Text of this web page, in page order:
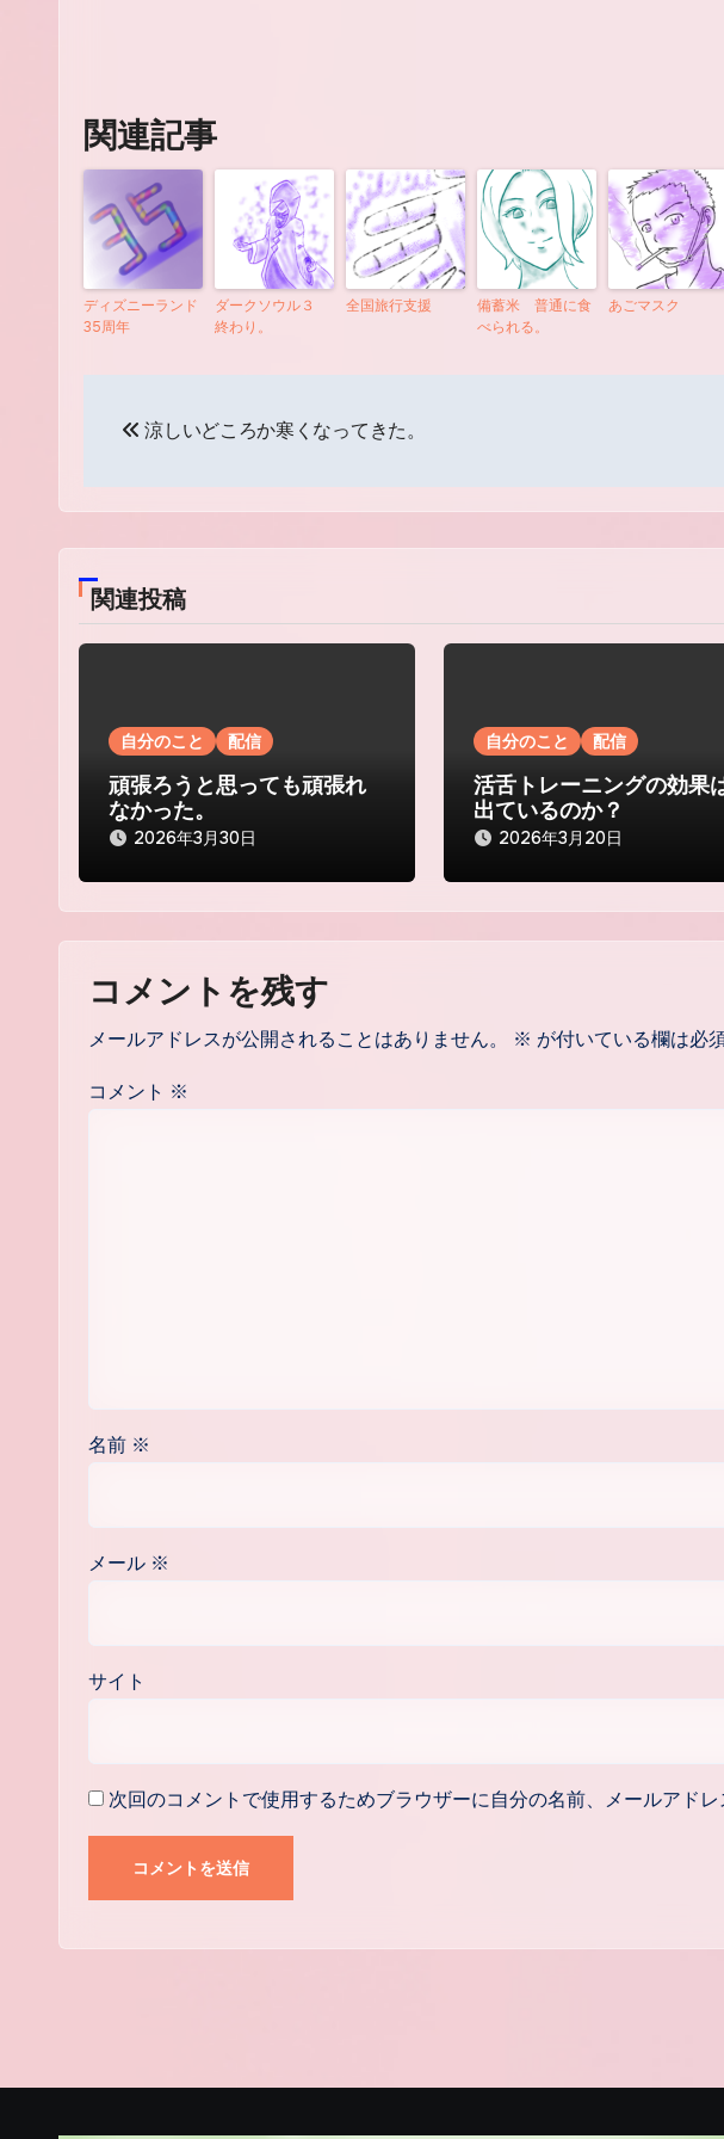
関連記事
ディズニーランド
35周年
ダークソウル３
終わり。
全国旅行支援
備蓄米 普通に食
べられる。
あごマスク
ビ
ゲ
ー
ョ
ン
涼しいどころか寒くなってきた。
関連投稿
自分のこと 配信
頑張ろうと思っても頑張れ
なかった。
2026年3月30日
自分のこと 配信
活舌トレーニングの効果
出ているのか？
2026年3月20日
コメントを残す
メールアドレスが公開されることはありません。 ※ が付いている欄は必
コメント ※
名前 ※
メール ※
サイト
次回のコメントで使用するためブラウザーに自分の名前、メールアドレ